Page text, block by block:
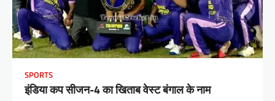
SPORTS
इंडिया कप सीजन-4 का खिताब वेस्ट बंगाल के नाम